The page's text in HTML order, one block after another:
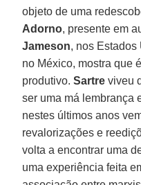
objeto de uma
Adorno, presente em
Jameson, nos
no México, mostra que
produtivo.Sartre viveu
ser uma má lembrança
nestes últimos anos
revalorizações e
volta a encontrar uma
uma experiência feita